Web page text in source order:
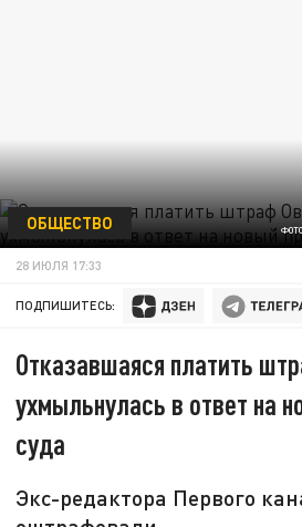
ОБЩЕСТВО
28 ИЮЛЯ 17:33
ПОДПИШИТЕСЬ:
Отказавшаяся платить
ухмыльнулась в ответ на
суда
Экс-редактора Первого